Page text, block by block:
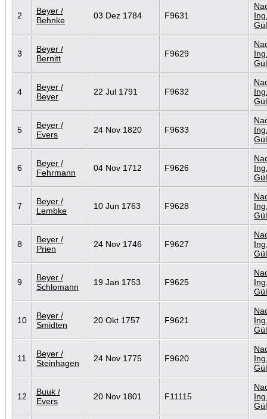
2
Beyer /
Behnke
03 Dez 1784 F9631
3
Beyer /
Bernitt
F9629
4
Beyer /
Beyer
22 Jul 1791 F9632
5
Beyer /
Evers
24 Nov 1820 F9633
6
Beyer /
Fehrmann
04 Nov 1712 F9626
7
Beyer /
Lembke
10 Jun 1763 F9628
8
Beyer /
Prien
24 Nov 1746 F9627
9
Beyer /
Schlomann
19 Jan 1753 F9625
10
Beyer /
Smidten
20 Okt 1757 F9621
11
Beyer /
Steinhagen
24 Nov 1775 F9620
12
Buuk /
Evers
20 Nov 1801 F11115